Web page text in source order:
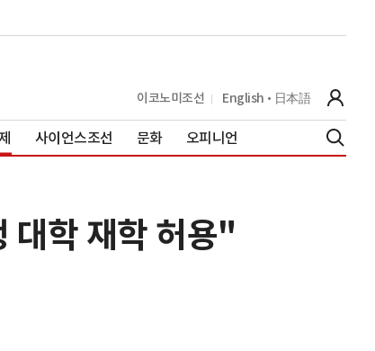
이코노미조선 English 日本語
사이언스조선 문화 오피니언
대학 재학 허용"